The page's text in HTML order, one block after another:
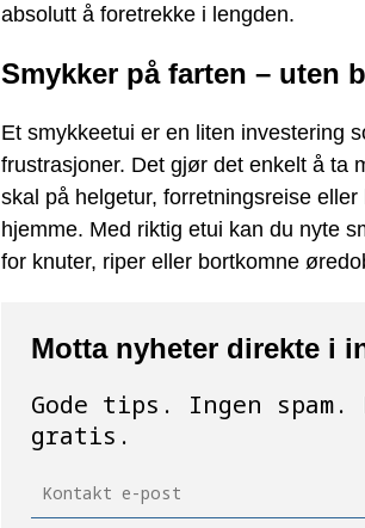
absolutt å foretrekke i lengden.
Smykker på farten – uten
Et smykkeetui er en liten investering
frustrasjoner. Det gjør det enkelt å ta
skal på helgetur, forretningsreise
hjemme. Med riktig etui kan du nyte
for knuter, riper eller bortkomne
Motta nyheter direkte i
Gode ​​tips. Ingen
gratis.